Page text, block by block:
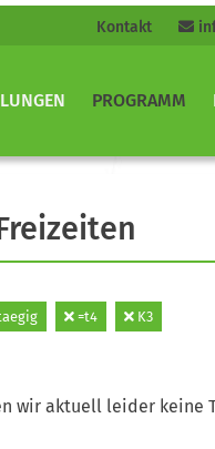
Kontakt
PROGRAMM
=t4 K3
wir aktuell leider keine